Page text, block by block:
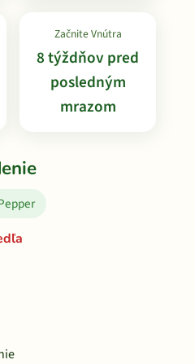
Začnite Vnútra
8 týždňov pred
posledným
mrazom